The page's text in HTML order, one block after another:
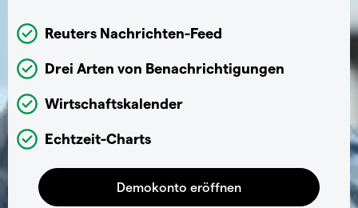
Reuters Nachrichten-Feed
Drei Arten von Benachrichtigungen
Wirtschaftskalender
Echtzeit-Charts